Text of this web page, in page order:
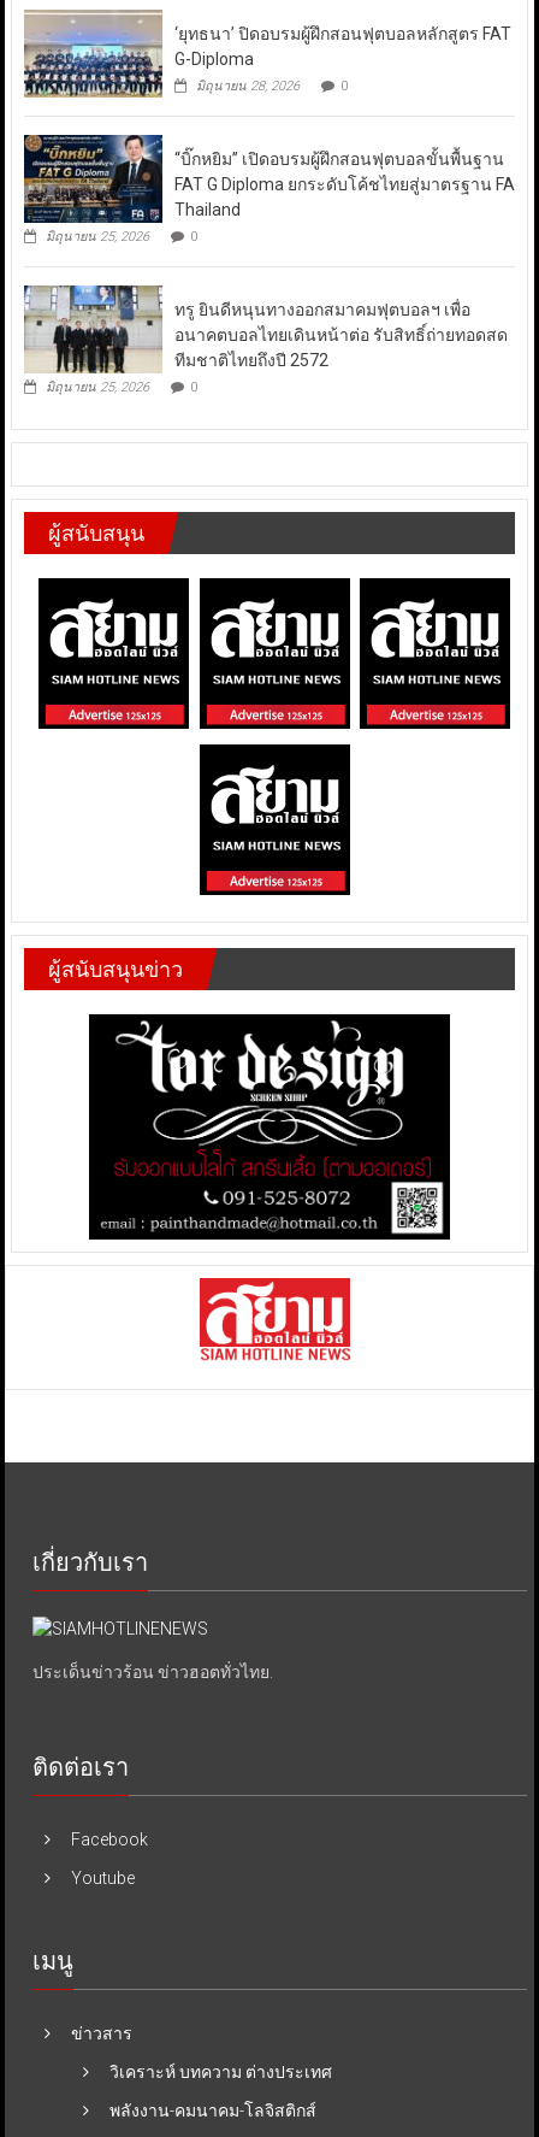
‘ยุทธนา’ ปิดอบรมผู้ฝึกสอนฟุตบอลหลักสูตร FAT
G-Diploma
มิถุนายน 28, 2026 0
“บิ๊กหยิม” เปิดอบรมผู้ฝึกสอนฟุตบอลขั้นพื้นฐาน
FAT G Diploma ยกระดับโค้ชไทยสู่มาตรฐาน FA
Thailand
มิถุนายน 25, 2026 0
ทรู ยินดีหนุนทางออกสมาคมฟุตบอลฯ เพื่อ
อนาคตบอลไทยเดินหน้าต่อ รับสิทธิ์ถ่ายทอดสด
ทีมชาติไทยถึงปี 2572
มิถุนายน 25, 2026 0
ผู้สนับสนุน
ผู้สนับสนุนข่าว
เกี่ยวกับเรา
ประเด็นข่าวร้อน ข่าวฮอตทั่วไทย.
ติดต่อเรา
Facebook
Youtube
เมนู
ข่าวสาร
วิเคราะห์ บทความ ต่างประเทศ
พลังงาน-คมนาคม-โลจิสติกส์